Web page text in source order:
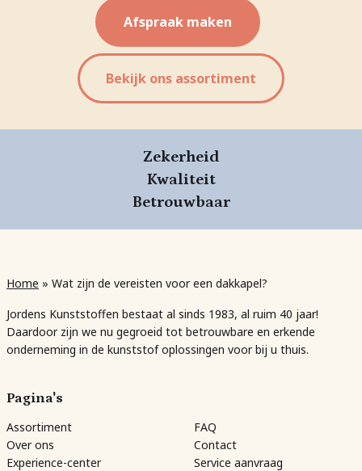
Afspraak maken
Bekijk ons assortiment
Zekerheid
Kwaliteit
Betrouwbaar
Home » Wat zijn de vereisten voor een dakkapel?
Jordens Kunststoffen bestaat al sinds 1983, al ruim 40 jaar!
Daardoor zijn we nu gegroeid tot betrouwbare en erkende
onderneming in de kunststof oplossingen voor bij u thuis.
Pagina's
Assortiment
Over ons
Experience-center
FAQ
Contact
Service aanvraag